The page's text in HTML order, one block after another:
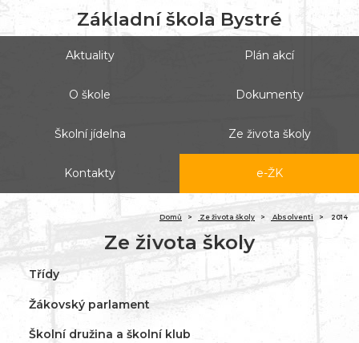
Základní škola Bystré
Aktuality Plán akcí
O škole Dokumenty
Školní jídelna Ze života školy
Kontakty e-ŽK
Domů Ze života školy Absolventi 2014
Ze života školy
Třídy
Žákovský parlament
Školní družina a školní klub